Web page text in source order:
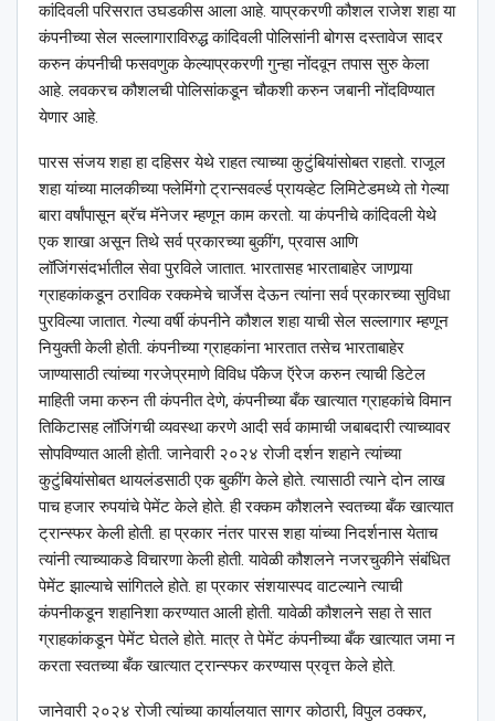
कांदिवली परिसरात उघडकीस आला आहे. याप्रकरणी कौशल राजेश शहा या
कंपनीच्या सेल सल्लागाराविरुद्ध कांदिवली पोलिसांनी बोगस दस्तावेज सादर
करुन कंपनीची फसवणुक केल्याप्रकरणी गुन्हा नोंदवून तपास सुरु केला
आहे. लवकरच कौशलची पोलिसांकडून चौकशी करुन जबानी नोंदविण्यात
येणार आहे.
पारस संजय शहा हा दहिसर येथे राहत त्याच्या कुटुंबियांसोबत राहतो. राजूल
शहा यांच्या मालकीच्या फ्लेमिंगो ट्रान्सवर्ल्ड प्रायव्हेट लिमिटेडमध्ये तो गेल्या
बारा वर्षांपासून ब्रॅच मॅनेजर म्हणून काम करतो. या कंपनीचे कांदिवली येथे
एक शाखा असून तिथे सर्व प्रकारच्या बुकींग, प्रवास आणि
लॉजिंगसंदर्भातील सेवा पुरविले जातात. भारतासह भारताबाहेर जाणार्‍या
ग्राहकांकडून ठराविक रक्कमेचे चार्जेस देऊन त्यांना सर्व प्रकारच्या सुविधा
पुरविल्या जातात. गेल्या वर्षी कंपनीने कौशल शहा याची सेल सल्लागार म्हणून
नियुक्ती केली होती. कंपनीच्या ग्राहकांना भारतात तसेच भारताबाहेर
जाण्यासाठी त्यांच्या गरजेप्रमाणे विविध पॅकेज ऍरेज करुन त्याची डिटेल
माहिती जमा करुन ती कंपनीत देणे, कंपनीच्या बँक खात्यात ग्राहकांचे विमान
तिकिटासह लॉजिंगची व्यवस्था करणे आदी सर्व कामाची जबाबदारी त्याच्यावर
सोपविण्यात आली होती. जानेवारी २०२४ रोजी दर्शन शहाने त्यांच्या
कुटुंबियांसोबत थायलंडसाठी एक बुकींग केले होते. त्यासाठी त्याने दोन लाख
पाच हजार रुपयांचे पेमेंट केले होते. ही रक्कम कौशलने स्वतच्या बँक खात्यात
ट्रान्स्फर केली होती. हा प्रकार नंतर पारस शहा यांच्या निदर्शनास येताच
त्यांनी त्याच्याकडे विचारणा केली होती. यावेळी कौशलने नजरचुकीने संबंधित
पेमेंट झाल्याचे सांगितले होते. हा प्रकार संशयास्पद वाटल्याने त्याची
कंपनीकडून शहानिशा करण्यात आली होती. यावेळी कौशलने सहा ते सात
ग्राहकांकडून पेमेंट घेतले होते. मात्र ते पेमेंट कंपनीच्या बँक खात्यात जमा न
करता स्वतच्या बँक खात्यात ट्रान्स्फर करण्यास प्रवृत्त केले होते.
जानेवारी २०२४ रोजी त्यांच्या कार्यालयात सागर कोठारी, विपुल ठक्कर,